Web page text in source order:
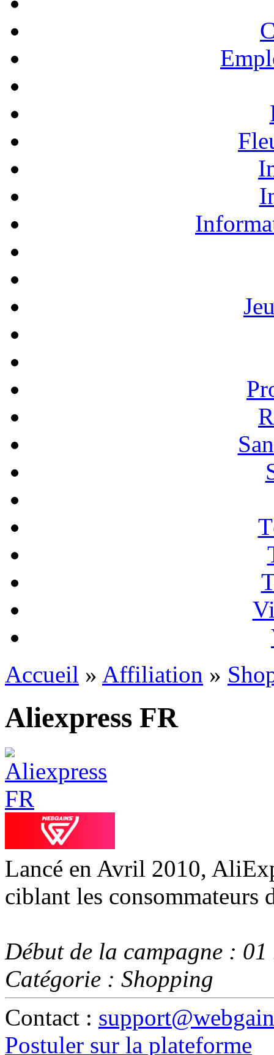
Accueil » Affiliation »
Aliexpress FR
Lancé en Avril 2010,
ciblant les consommateurs
Début de la campagne :
Catégorie : Shopping
Contact :
Postuler sur la plateforme